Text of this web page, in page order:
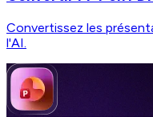
Convertissez les
l'AI.